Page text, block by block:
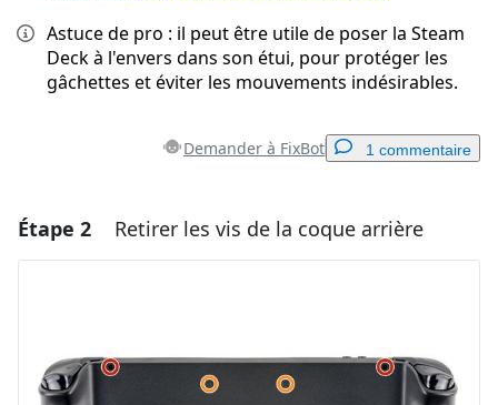
Astuce de pro : il peut être utile de poser la Steam
Deck à l'envers dans son étui, pour protéger les
gâchettes et éviter les mouvements indésirables.
Demander à FixBot 1 commentaire
Ajouter un commentaire
Annuler Publier un commentaire
Étape 2 Retirer les vis de la coque arrière